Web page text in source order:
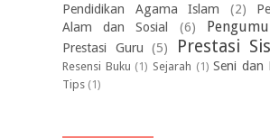
Pendidikan Agama Islam (2)
Alam dan Sosial
(6)
Prestasi Guru (5) Prestasi
Resensi Buku (1) Sejarah (1) Seni dan
Tips (1)